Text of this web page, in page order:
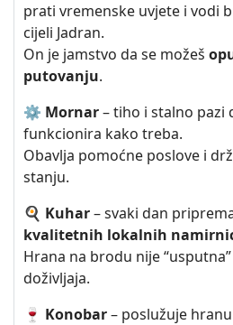
prati vremenske uvjete i vodi
cijeli Jadran.
On je jamstvo da se možeš
putovanju.
⚙️ Mornar– tiho i stalno pazi
funkcionira kako treba.
Obavlja pomoćne poslove i
stanju.
🍳 Kuhar– svaki dan
kvalitetnih lokalnih
Hrana na brodu nije
doživljaja.
🍷 Konobar– poslužuje